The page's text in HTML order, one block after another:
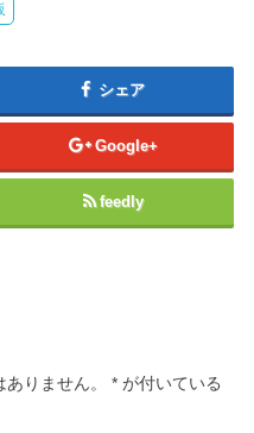
シェア
Google+
feedly
りません。 * が付いている